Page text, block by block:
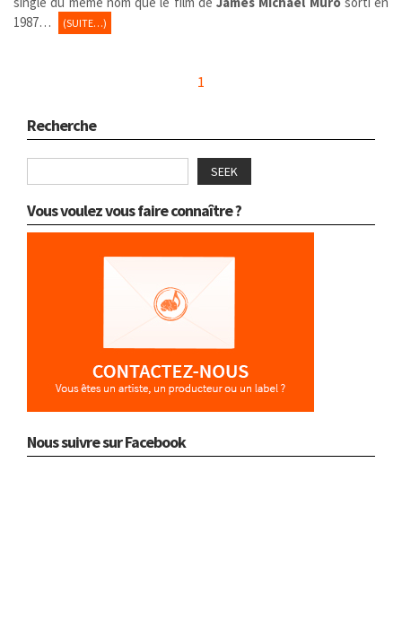
1987…
(SUITE…)
1
Recherche
SEEK
Vous voulez vous faire connaître ?
Nous suivre sur Facebook